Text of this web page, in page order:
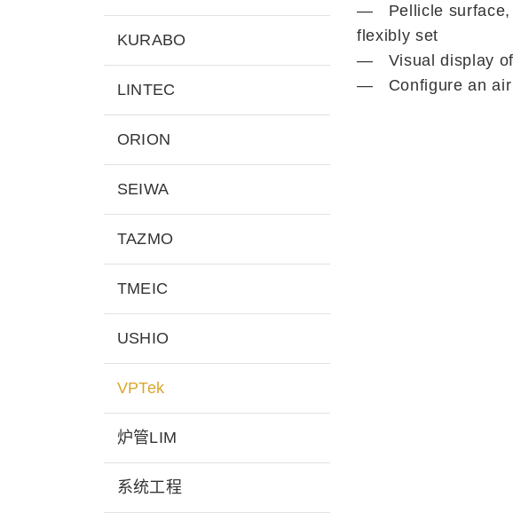
KURABO
LINTEC
ORION
SEIWA
TAZMO
TMEIC
USHIO
VPTek
炉管LIM
系统工程
— Pellicle surface,
flexibly set
— Visual display of
— Configure an air